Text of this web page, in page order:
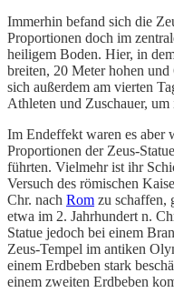
Immerhin befand sich die
Proportionen doch im
heiligem Boden. Hier, in
breiten, 20 Meter hohen
sich außerdem am vierten
Athleten und Zuschauer,
Im Endeffekt waren es aber
Proportionen der Zeus-
führten. Vielmehr ist ihr
Versuch des römischen
Chr. nach Rom zu schaffen,
etwa im 2. Jahrhundert n.
Statue jedoch bei einem
Zeus-Tempel im antiken
einem Erdbeben stark
einem zweiten Erdbeben